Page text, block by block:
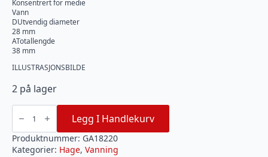
Konsentrert for medie
Vann
DUtvendig diameter
28 mm
ATotallengde
38 mm
ILLUSTRASJONSBILDE
2 på lager
GARDENA
Krankobling
21
mm
1/2"
hungjenge
antall
Legg I Handlekurv
Produktnummer: GA18220
Kategorier: Hage, Vanning